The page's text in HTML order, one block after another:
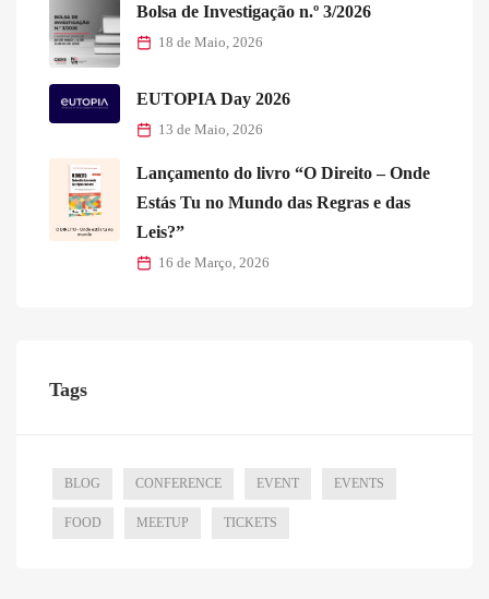
Bolsa de Investigação n.º 3/2026
18 de Maio, 2026
EUTOPIA Day 2026
13 de Maio, 2026
Lançamento do livro “O Direito – Onde
Estás Tu no Mundo das Regras e das
Leis?”
16 de Março, 2026
Tags
BLOG CONFERENCE EVENT EVENTS
FOOD MEETUP TICKETS